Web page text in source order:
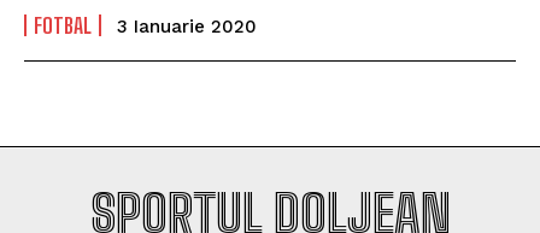
FOTBAL 3 Ianuarie 2020
SPORTUL DOLJEAN